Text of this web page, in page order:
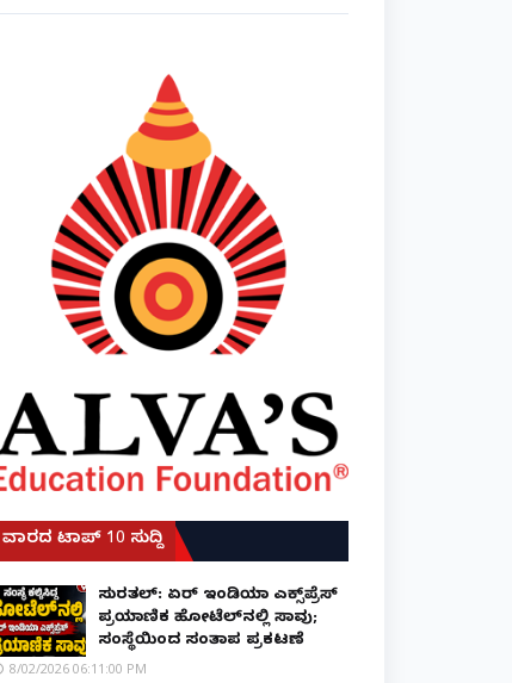
ವಾರದ ಟಾಪ್ 10 ಸುದ್ದಿ
ಸುರತ್ಕಲ್: ಏರ್ ಇಂಡಿಯಾ ಎಕ್ಸ್‌ಪ್ರೆಸ್
ಪ್ರಯಾಣಿಕ ಹೋಟೆಲ್‌ನಲ್ಲಿ ಸಾವು;
ಸಂಸ್ಥೆಯಿಂದ ಸಂತಾಪ ಪ್ರಕಟಣೆ
8/02/2026 06:11:00 PM